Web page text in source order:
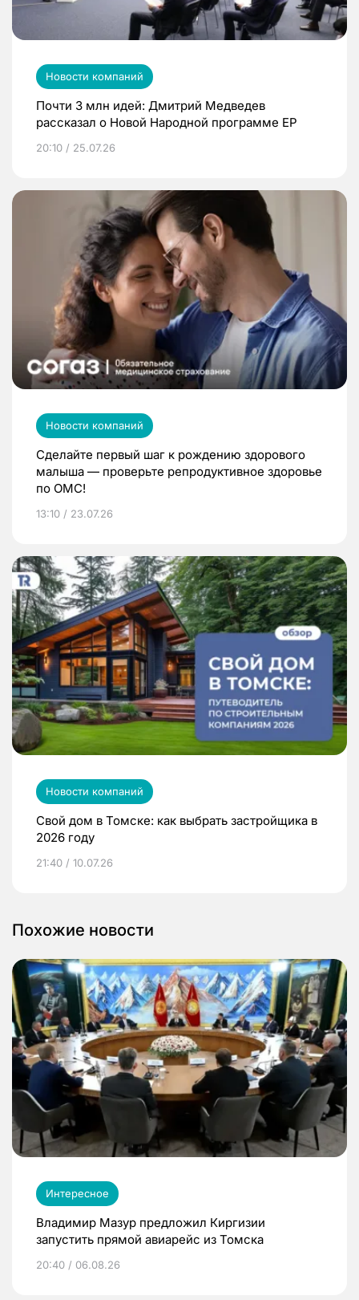
Новости компаний
Почти 3 млн идей: Дмитрий Медведев
рассказал о Новой Народной программе ЕР
20:10 / 25.07.26
Новости компаний
Сделайте первый шаг к рождению здорового
малыша — проверьте репродуктивное здоровье
по ОМС!
13:10 / 23.07.26
Новости компаний
Свой дом в Томске: как выбрать застройщика в
2026 году
21:40 / 10.07.26
Похожие новости
Интересное
Владимир Мазур предложил Киргизии
запустить прямой авиарейс из Томска
20:40 / 06.08.26